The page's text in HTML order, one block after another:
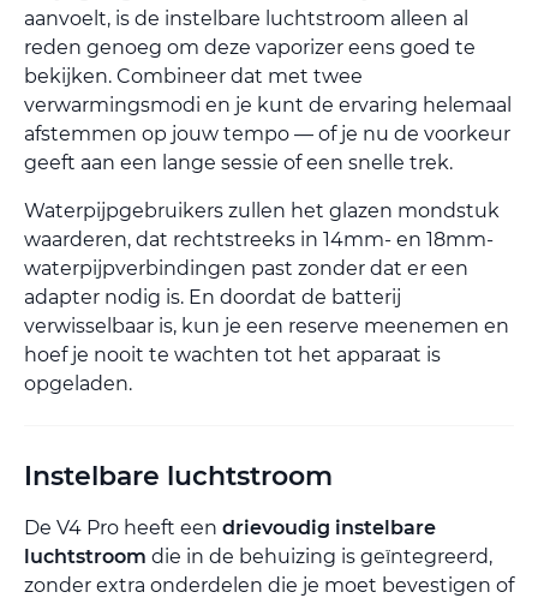
aanvoelt, is de instelbare luchtstroom alleen al
reden genoeg om deze vaporizer eens goed te
bekijken. Combineer dat met twee
verwarmingsmodi en je kunt de ervaring helemaal
afstemmen op jouw tempo — of je nu de voorkeur
geeft aan een lange sessie of een snelle trek.
Waterpijpgebruikers zullen het glazen mondstuk
waarderen, dat rechtstreeks in 14mm- en 18mm-
waterpijpverbindingen past zonder dat er een
adapter nodig is. En doordat de batterij
verwisselbaar is, kun je een reserve meenemen en
hoef je nooit te wachten tot het apparaat is
opgeladen.
Instelbare luchtstroom
De V4 Pro heeft een drievoudig instelbare
luchtstroom die in de behuizing is geïntegreerd,
zonder extra onderdelen die je moet bevestigen of